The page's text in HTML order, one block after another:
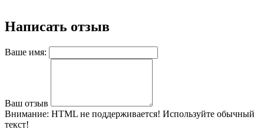
Написать отзыв
Ваше имя:
Ваш отзыв
Внимание: HTML не поддерживается! Используйте обычный
текст!